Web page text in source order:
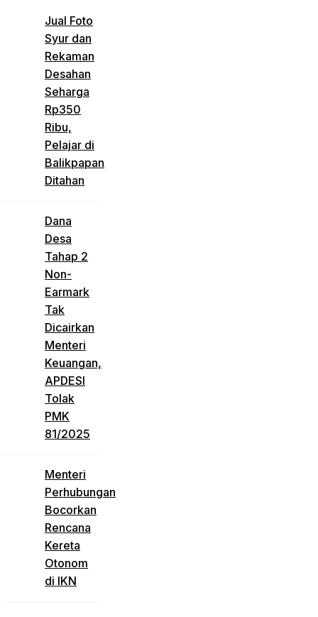
Jual Foto
Syur dan
Rekaman
Desahan
Seharga
Rp350
Ribu,
Pelajar di
Balikpapan
Ditahan
Dana
Desa
Tahap 2
Non-
Earmark
Tak
Dicairkan
Menteri
Keuangan,
APDESI
Tolak
PMK
81/2025
Menteri
Perhubungan
Bocorkan
Rencana
Kereta
Otonom
di IKN